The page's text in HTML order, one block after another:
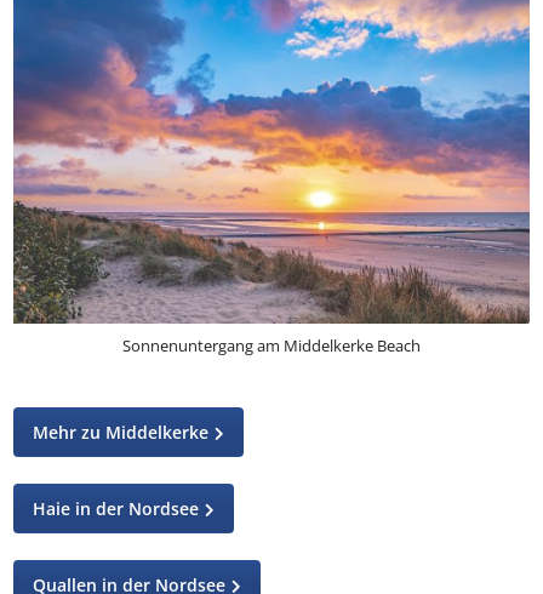
Mehr zu Middelkerke
Haie in der Nordsee